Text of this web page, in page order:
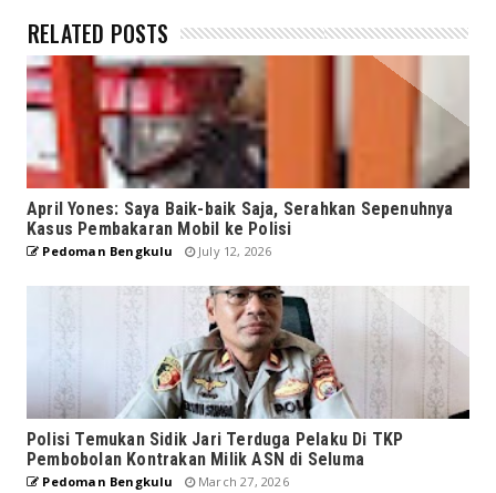
RELATED POSTS
April Yones: Saya Baik-baik Saja, Serahkan Sepenuhnya
Kasus Pembakaran Mobil ke Polisi
Pedoman Bengkulu July 12, 2026
Polisi Temukan Sidik Jari Terduga Pelaku Di TKP
Pembobolan Kontrakan Milik ASN di Seluma
Pedoman Bengkulu March 27, 2026